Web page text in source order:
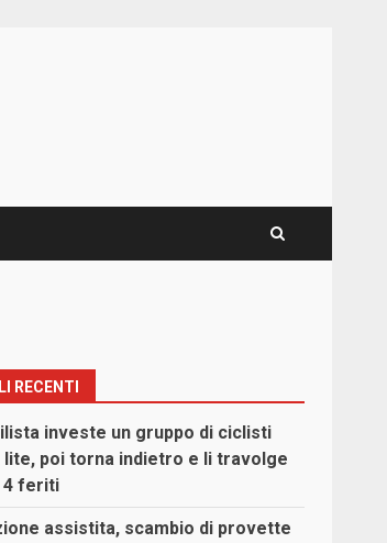
RECENTI
investe un gruppo di ciclisti
lite, poi torna indietro e li travolge
4 feriti
assistita, scambio di provette